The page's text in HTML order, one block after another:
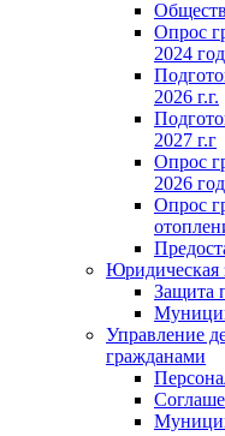
Опрос
2024
2026 г.г.
2027 г.г
Опрос
2026
Опрос
Юридическая
Защита
Управление
гражданами